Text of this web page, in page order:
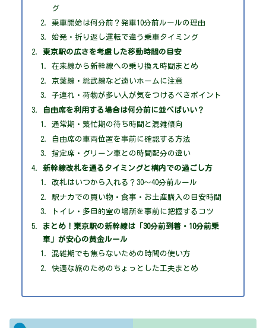
グ
乗車開始は何分前？発車10分前ルールの理由
始発・折り返し運転で違う乗車タイミング
東京駅の広さを考慮した移動時間の目安
在来線から新幹線への乗り換え時間まとめ
京葉線・総武線など遠いホームに注意
子連れ・荷物が多い人が気をつけるべきポイント
自由席を利用する場合は何分前に並べばいい？
通常期・繁忙期の待ち時間と混雑傾向
自由席の車両位置を事前に確認する方法
指定席・グリーン車との時間配分の違い
新幹線改札を通るタイミングと構内での過ごし方
改札はいつから入れる？30〜40分前ルール
駅ナカでの買い物・食事・お土産購入の目安時間
トイレ・多目的室の場所を事前に把握するコツ
まとめ！東京駅の新幹線は「30分前到着・10分前乗
車」が安心の黄金ルール
混雑期でも焦らないための時間の使い方
快適な旅のためのちょっとした工夫まとめ